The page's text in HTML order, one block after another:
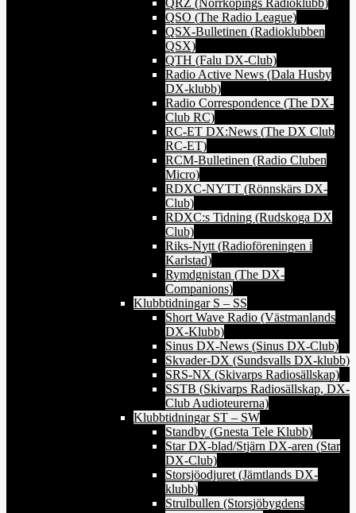
QSO (The Radio League)
QSX-Bulletinen (Radioklubben
QSX)
QTH (Falu DX-Club)
Radio Active News (Dala Husby
DX-klubb)
Radio Correspondence (The DX-
Club RC)
RC-ET DX:News (The DX Club
RC-ET)
RCM-Bulletinen (Radio Cluben
Micro)
RDXC-NYTT (Rönnskärs DX-
Club)
RDXC:s Tidning (Rudskoga DX
Club)
Riks-Nytt (Radioföreningen i
Karlstad)
Rymdgnistan (The DX-
Companions)
Klubbtidningar S – SS
Short Wave Radio (Västmanlands
DX-Klubb)
Sinus DX-News (Sinus DX-Club)
Skvader-DX (Sundsvalls DX-klubb)
SRS-NX (Skivarps Radiosällskap)
SSTB (Skivarps Radiosällskap, DX-
Club Audioteurerna)
Klubbtidningar ST – SW
Standby (Gnesta Tele Klubb)
Star DX-blad/Stjärn DX-aren (Star
DX-Club)
Storsjöodjuret (Jämtlands DX-
klubb)
Strulbullen (Storsjöbygdens